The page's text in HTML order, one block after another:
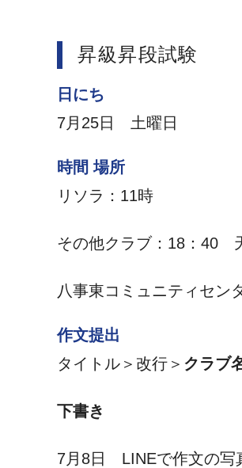
昇級昇段試験
日にち
7月25日 土曜日
時間 場所
リソラ：11時
その他クラブ：18：40
八事東コミュニティセ
作文提出
タイトル＞改行＞ クラブ
下書き
7月8日 LINEで作文の写